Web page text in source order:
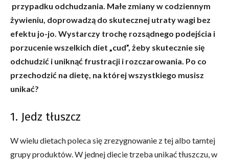
przypadku odchudzania. Małe zmiany w codziennym
żywieniu, doprowadzą do skutecznej utraty wagi bez
efektu jo-jo. Wystarczy trochę rozsądnego podejścia i
porzucenie wszelkich diet „cud”, żeby skutecznie się
odchudzić i uniknąć frustracji i rozczarowania. Po co
przechodzić na dietę, na której wszystkiego musisz
unikać?
1. Jedz tłuszcz
W wielu dietach poleca się zrezygnowanie z tej albo tamtej
grupy produktów. W jednej diecie trzeba unikać tłuszczu, w